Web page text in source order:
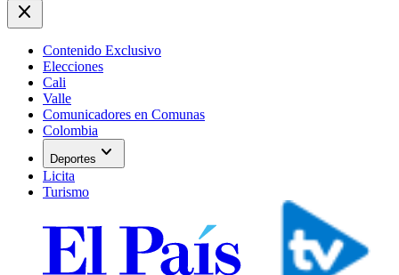
close
Contenido Exclusivo
Elecciones
Cali
Valle
Comunicadores en Comunas
Colombia
Deportes expand_more
Licita
Turismo